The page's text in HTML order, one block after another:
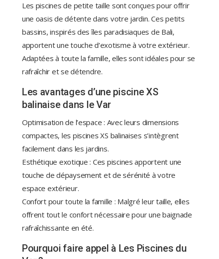
Les piscines de petite taille sont conçues pour offrir
une oasis de détente dans votre jardin. Ces petits
bassins, inspirés des îles paradisiaques de Bali,
apportent une touche d’exotisme à votre extérieur.
Adaptées à toute la famille, elles sont idéales pour se
rafraîchir et se détendre.
Les avantages d’une piscine XS
balinaise dans le Var
Optimisation de l’espace : Avec leurs dimensions
compactes, les piscines XS balinaises s’intègrent
facilement dans les jardins.
Esthétique exotique : Ces piscines apportent une
touche de dépaysement et de sérénité à votre
espace extérieur.
Confort pour toute la famille : Malgré leur taille, elles
offrent tout le confort nécessaire pour une baignade
rafraîchissante en été.
Pourquoi faire appel à Les Piscines du